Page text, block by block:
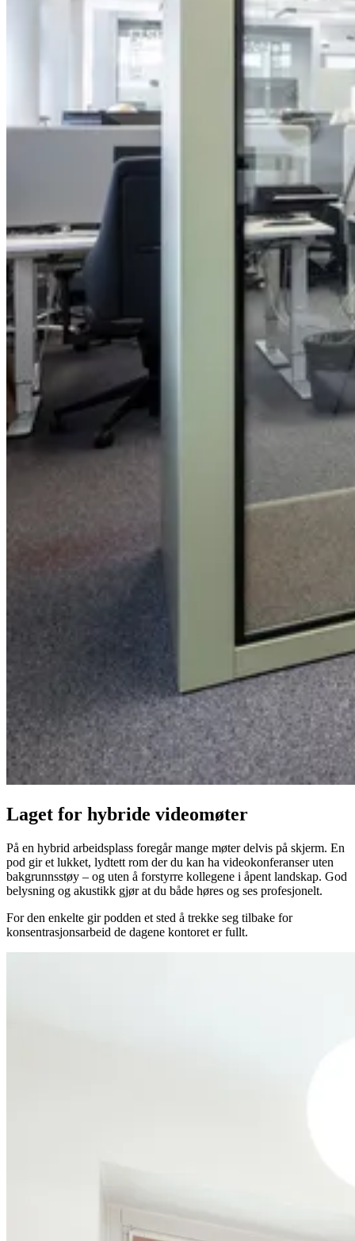
Laget for hybride videomøter
På en hybrid arbeidsplass foregår mange møter delvis på skjerm. En
pod gir et lukket, lydtett rom der du kan ha videokonferanser uten
bakgrunnsstøy – og uten å forstyrre kollegene i åpent landskap. God
belysning og akustikk gjør at du både høres og ses profesjonelt.
For den enkelte gir podden et sted å trekke seg tilbake for
konsentrasjonsarbeid de dagene kontoret er fullt.